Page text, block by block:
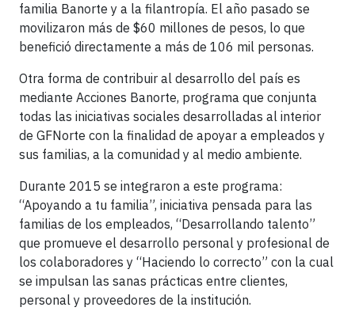
familia Banorte y a la filantropía. El año pasado se
movilizaron más de $60 millones de pesos, lo que
benefició directamente a más de 106 mil personas.
Otra forma de contribuir al desarrollo del país es
mediante Acciones Banorte, programa que conjunta
todas las iniciativas sociales desarrolladas al interior
de GFNorte con la finalidad de apoyar a empleados y
sus familias, a la comunidad y al medio ambiente.
Durante 2015 se integraron a este programa:
“Apoyando a tu familia”, iniciativa pensada para las
familias de los empleados, “Desarrollando talento”
que promueve el desarrollo personal y profesional de
los colaboradores y “Haciendo lo correcto” con la cual
se impulsan las sanas prácticas entre clientes,
personal y proveedores de la institución.